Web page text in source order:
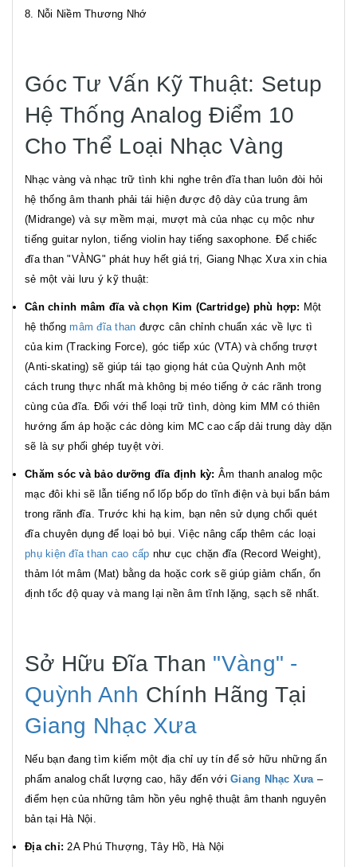
8. Nỗi Niềm Thương Nhớ
Góc Tư Vấn Kỹ Thuật: Setup
Hệ Thống Analog Điểm 10
Cho Thể Loại Nhạc Vàng
Nhạc vàng và nhạc trữ tình khi nghe trên đĩa than luôn đòi hỏi
hệ thống âm thanh phải tái hiện được độ dày của trung âm
(Midrange) và sự mềm mại, mượt mà của nhạc cụ mộc như
tiếng guitar nylon, tiếng violin hay tiếng saxophone. Để chiếc
đĩa than "VÀNG" phát huy hết giá trị, Giang Nhạc Xưa xin chia
sẻ một vài lưu ý kỹ thuật:
Cân chỉnh mâm đĩa và chọn Kim (Cartridge) phù hợp: Một
hệ thốngmâm đĩa than được cân chỉnh chuẩn xác về lực tì
của kim (Tracking Force), góc tiếp xúc (VTA) và chống trượt
(Anti-skating) sẽ giúp tái tạo giọng hát của Quỳnh Anh một
cách trung thực nhất mà không bị méo tiếng ở các rãnh trong
cùng của đĩa. Đối với thể loại trữ tình, dòng kim MM có thiên
hướng ấm áp hoặc các dòng kim MC cao cấp dải trung dày dặn
sẽ là sự phối ghép tuyệt vời.
Chăm sóc và bảo dưỡng đĩa định kỳ: Âm thanh analog mộc
mạc đôi khi sẽ lẫn tiếng nổ lốp bốp do tĩnh điện và bụi bẩn bám
trong rãnh đĩa. Trước khi hạ kim, bạn nên sử dụng chổi quét
đĩa chuyên dụng để loại bỏ bụi. Việc nâng cấp thêm các loại
phụ kiện đĩa than cao cấp như cục chặn đĩa (Record Weight),
thảm lót mâm (Mat) bằng da hoặc cork sẽ giúp giảm chấn, ổn
định tốc độ quay và mang lại nền âm tĩnh lặng, sạch sẽ nhất.
Sở Hữu Đĩa Than "Vàng" -
Quỳnh Anh Chính Hãng Tại
Giang Nhạc Xưa
Nếu bạn đang tìm kiếm một địa chỉ uy tín để sở hữu những ấn
phẩm analog chất lượng cao, hãy đến với Giang Nhạc Xưa –
điểm hẹn của những tâm hồn yêu nghệ thuật âm thanh nguyên
bản tại Hà Nội.
Địa chỉ: 2A Phú Thượng, Tây Hồ, Hà Nội